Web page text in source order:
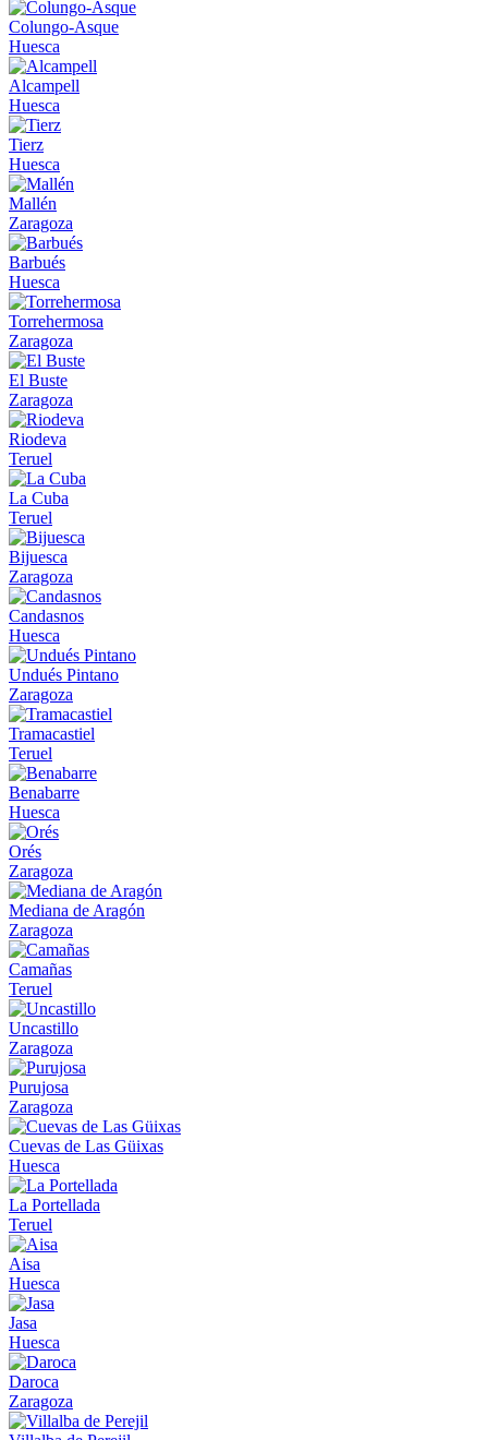
Colungo-Asque
Huesca
Alcampell
Huesca
Tierz
Huesca
Mallén
Zaragoza
Barbués
Huesca
Torrehermosa
Zaragoza
El Buste
Zaragoza
Riodeva
Teruel
La Cuba
Teruel
Bijuesca
Zaragoza
Candasnos
Huesca
Undués Pintano
Zaragoza
Tramacastiel
Teruel
Benabarre
Huesca
Orés
Zaragoza
Mediana de Aragón
Zaragoza
Camañas
Teruel
Uncastillo
Zaragoza
Purujosa
Zaragoza
Cuevas de Las Güixas
Huesca
La Portellada
Teruel
Aisa
Huesca
Jasa
Huesca
Daroca
Zaragoza